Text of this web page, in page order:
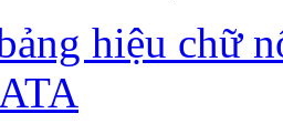
hiệu chữ